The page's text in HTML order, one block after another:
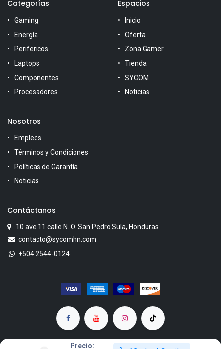
Precio:
Categorías
Gaming
Energía
Perifericos
Laptops
Componentes
Procesadores
Espacios
Inicio
Oferta
Zona Gamer
Tienda
SYCOM
Noticias
Nosotros
Empleos
Términos y Condiciones
Políticas de Garantía
Noticias
Contáctanos
10 ave 11 calle N. O. San Pedro Sula, Honduras
contacto@sycomhn.com
+504 2544-0124